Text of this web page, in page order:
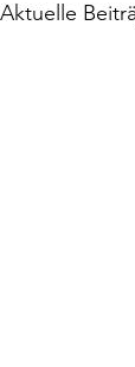
Aktuelle